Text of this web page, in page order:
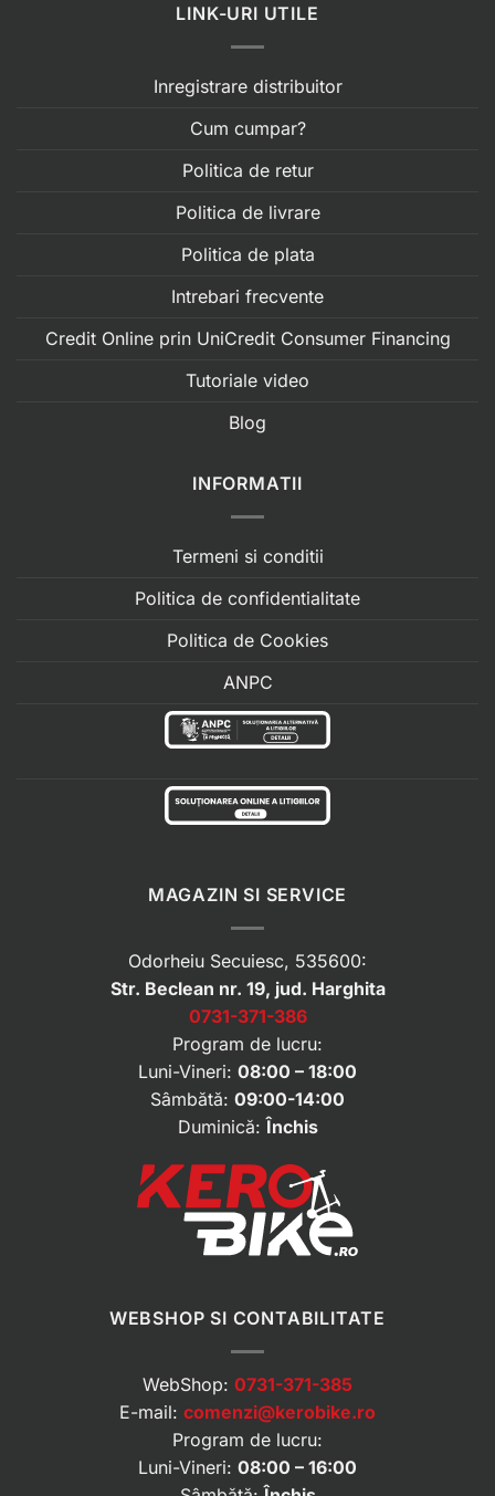
LINK-URI UTILE
Inregistrare distribuitor
Cum cumpar?
Politica de retur
Politica de livrare
Politica de plata
Intrebari frecvente
Credit Online prin UniCredit Consumer Financing
Tutoriale video
Blog
INFORMATII
Termeni si conditii
Politica de confidentialitate
Politica de Cookies
ANPC
MAGAZIN SI SERVICE
Odorheiu Secuiesc, 535600:
Str. Beclean nr. 19, jud. Harghita
0731-371-386
Program de lucru:
Luni-Vineri: 08:00 – 18:00
Sâmbătă: 09:00-14:00
Duminică:Închis
WEBSHOP SI CONTABILITATE
WebShop: 0731-371-385
E-mail: comenzi@kerobike.ro
Program de lucru:
Luni-Vineri: 08:00 – 16:00